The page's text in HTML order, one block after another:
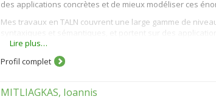
des applications concrètes et de mieux modéliser ces
Mes travaux en TALN couvrent une large gamme de
syntaxiques et sémantiques, et portent sur des
automatique), ou l'extraction d'information. Le
notamment statistiques, qui permettent d'extraire de
principale est le développement de méthodes
Champs d'expertise
Lire plus…
Profil complet
MITLIAGKAS, Ioannis